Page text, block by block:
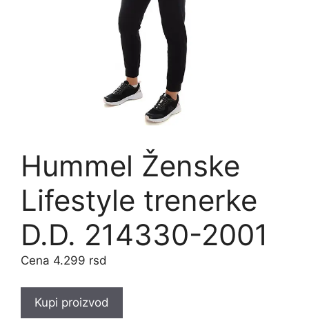
Hummel Ženske
Lifestyle trenerke
D.D. 214330-2001
4.299 rsd
Kupi proizvod